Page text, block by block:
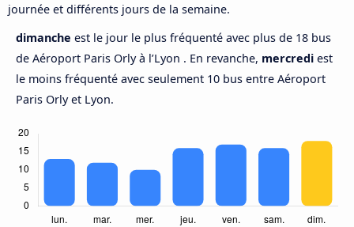
journée et différents jours de la semaine.
dimanche est le jour le plus fréquenté avec plus de 18 bus
de Aéroport Paris Orly à l’Lyon . En revanche, mercredi est
le moins fréquenté avec seulement 10 bus entre Aéroport
Paris Orly et Lyon.